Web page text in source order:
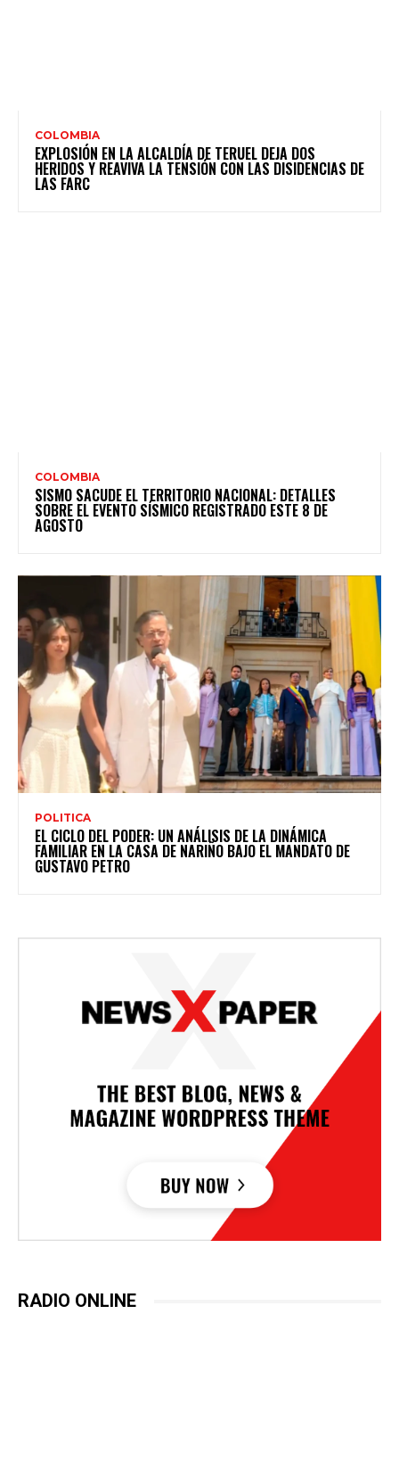
COLOMBIA
EXPLOSIÓN EN LA ALCALDÍA DE TERUEL DEJA DOS
HERIDOS Y REAVIVA LA TENSIÓN CON LAS DISIDENCIAS DE
LAS FARC
COLOMBIA
SISMO SACUDE EL TERRITORIO NACIONAL: DETALLES
SOBRE EL EVENTO SÍSMICO REGISTRADO ESTE 8 DE
AGOSTO
POLITICA
EL CICLO DEL PODER: UN ANÁLISIS DE LA DINÁMICA
FAMILIAR EN LA CASA DE NARIÑO BAJO EL MANDATO DE
GUSTAVO PETRO
RADIO ONLINE